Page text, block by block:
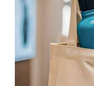
Personalizado